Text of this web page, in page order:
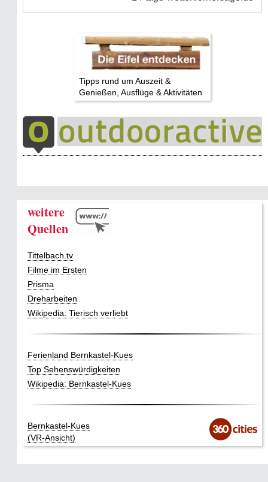
Tipps rund um Auszeit &
Genießen, Ausflüge & Aktivitäten
weitere
Quellen
Tittelbach.tv
Filme im Ersten
Prisma
Dreharbeiten
Wikipedia: Tierisch verliebt
Ferienland Bernkastel-Kues
Top Sehenswürdigkeiten
Wikipedia: Bernkastel-Kues
Bernkastel-Kues
(VR-Ansicht)